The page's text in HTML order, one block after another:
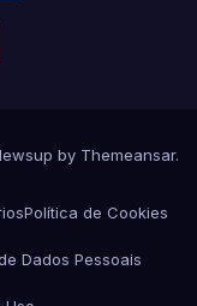
by Themeansar.
Política de Cookies
Dados Pessoais